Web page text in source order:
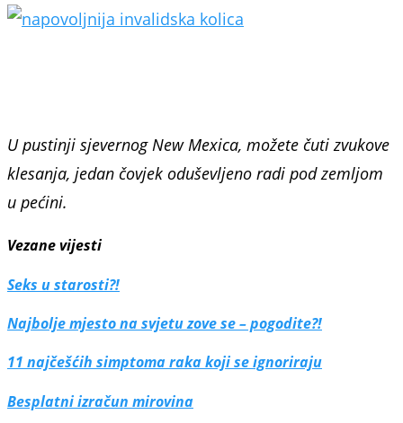
U pustinji sjevernog New Mexica, možete čuti zvukove
klesanja, jedan čovjek oduševljeno radi pod zemljom
u pećini.
Vezane vijesti
Seks u starosti?!
Najbolje mjesto na svjetu zove se – pogodite?!
11 najčešćih simptoma raka koji se ignoriraju
Besplatni izračun mirovina